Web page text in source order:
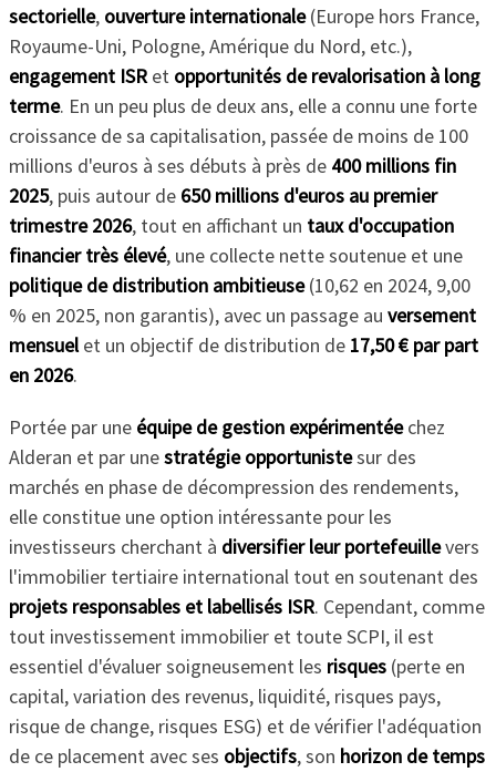
sectorielle, ouverture internationale(Europe hors France,
Royaume-Uni, Pologne, Amérique du Nord, etc.),
engagement ISRet opportunités de revalorisation à long
terme. En un peu plus de deux ans, elle a connu une forte
croissance de sa capitalisation, passée de moins de 100
millions d'euros à ses débuts à près de 400 millions fin
2025, puis autour de 650 millions d'euros au premier
trimestre 2026, tout en affichant un taux d'occupation
financier très élevé, une collecte nette soutenue et une
politique de distribution ambitieuse(10,62 en 2024, 9,00
% en 2025, non garantis), avec un passage au versement
mensuelet un objectif de distribution de 17,50 € par part
en 2026.
Portée par une équipe de gestion expérimentéechez
Alderan et par unestratégie opportunistesur des
marchés en phase de décompression des rendements,
elle constitue une option intéressante pour les
investisseurs cherchant à diversifier leur portefeuillevers
l'immobilier tertiaire international tout en soutenant des
projets responsables et labellisés ISR. Cependant, comme
tout investissement immobilier et toute SCPI, il est
essentiel d'évaluer soigneusement les risques(perte en
capital, variation des revenus, liquidité, risques pays,
risque de change, risques ESG) et de vérifier l'adéquation
de ce placement avec ses objectifs, son horizon de temps